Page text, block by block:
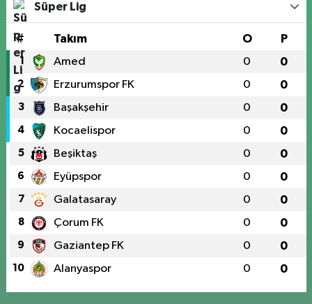
Süper Lig
# Takım O P
1 Amed 0 0
2 Erzurumspor FK 0 0
3 Başakşehir 0 0
4 Kocaelispor 0 0
5 Beşiktaş 0 0
6 Eyüpspor 0 0
7 Galatasaray 0 0
8 Çorum FK 0 0
9 Gaziantep FK 0 0
10 Alanyaspor 0 0